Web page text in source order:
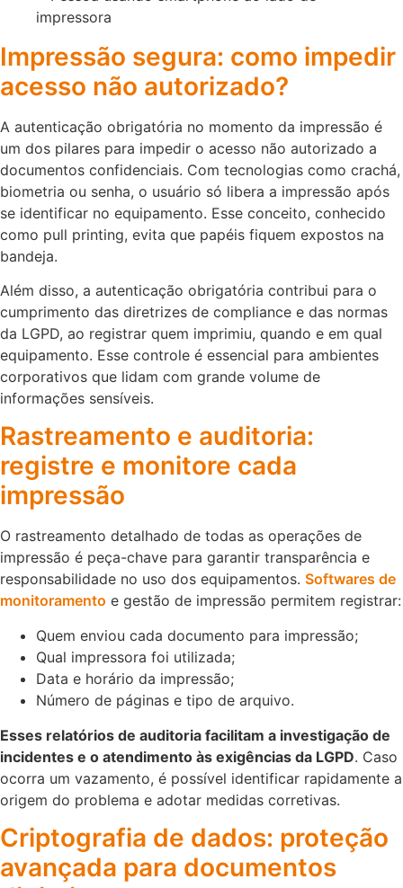
Impressão segura: como impedir
acesso não autorizado?
A autenticação obrigatória no momento da impressão é
um dos pilares para impedir o acesso não autorizado a
documentos confidenciais. Com tecnologias como crachá,
biometria ou senha, o usuário só libera a impressão após
se identificar no equipamento. Esse conceito, conhecido
como pull printing, evita que papéis fiquem expostos na
bandeja.
Além disso, a autenticação obrigatória contribui para o
cumprimento das diretrizes de compliance e das normas
da LGPD, ao registrar quem imprimiu, quando e em qual
equipamento. Esse controle é essencial para ambientes
corporativos que lidam com grande volume de
informações sensíveis.
Rastreamento e auditoria:
registre e monitore cada
impressão
O rastreamento detalhado de todas as operações de
impressão é peça-chave para garantir transparência e
responsabilidade no uso dos equipamentos. Softwares de
monitoramento e gestão de impressão permitem registrar:
Quem enviou cada documento para impressão;
Qual impressora foi utilizada;
Data e horário da impressão;
Número de páginas e tipo de arquivo.
Esses relatórios de auditoria facilitam a investigação de
incidentes e o atendimento às exigências da LGPD. Caso
ocorra um vazamento, é possível identificar rapidamente a
origem do problema e adotar medidas corretivas.
Criptografia de dados: proteção
avançada para documentos